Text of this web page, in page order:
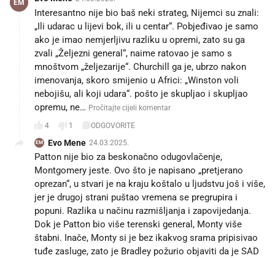
EM
Interesantno nije bio baš neki strateg, Nijemci su znali:
„Ili udarac u lijevi bok, ili u centar“. Pobjeđivao je samo
ako je imao nemjerljivu razliku u opremi, zato su ga
zvali „Željezni general“, naime ratovao je samo s
mnoštvom „željezarije“. Churchill ga je, ubrzo nakon
imenovanja, skoro smijenio u Africi: „Winston voli
nebojišu, ali koji udara“. pošto je skupljao i skupljao
opremu, ne… Pročitajte cijeli komentar
4 1 ODGOVORITE
EM Evo Mene 24.03.2025.
Patton nije bio za beskonačno odugovlačenje,
Montgomery jeste. Ovo što je napisano „pretjerano
oprezan“, u stvari je na kraju koštalo u ljudstvu još i više,
jer je drugoj strani puštao vremena se pregrupira i
popuni. Razlika u načinu razmišljanja i zapovijedanja.
Dok je Patton bio više terenski general, Monty više
štabni. Inače, Monty si je bez ikakvog srama pripisivao
tuđe zasluge, zato je Bradley požurio objaviti da je SAD